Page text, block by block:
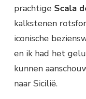
prachtige Scala
kalkstenen
iconische
en ik had het
kunnen
naar Sicilië.